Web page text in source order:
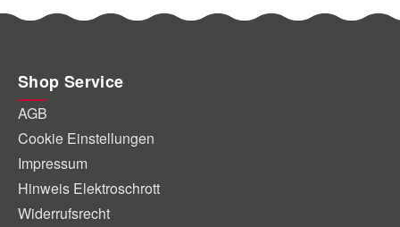
Shop Service
AGB
Cookie Einstellungen
Impressum
Hinweis Elektroschrott
Widerrufsrecht